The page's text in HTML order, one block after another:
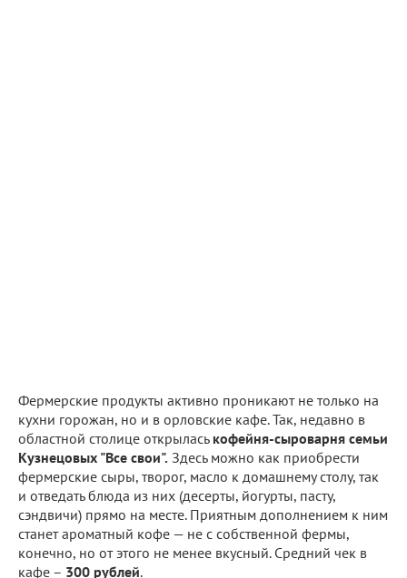
Фермерские продукты активно проникают не только на
кухни горожан, но и в орловские кафе. Так, недавно в
областной столице открылась кофейня-сыроварня семьи
Кузнецовых "Все свои". Здесь можно как приобрести
фермерские сыры, творог, масло к домашнему столу, так
и отведать блюда из них (десерты, йогурты, пасту,
сэндвичи) прямо на месте. Приятным дополнением к ним
станет ароматный кофе — не с собственной фермы,
конечно, но от этого не менее вкусный. Средний чек в
кафе – 300 рублей.